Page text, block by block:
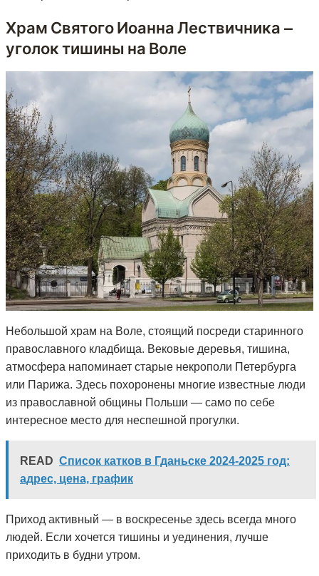
Храм Святого Иоанна Лествичника —
уголок тишины на Воле
Небольшой храм на Воле, стоящий посреди старинного
православного кладбища. Вековые деревья, тишина,
атмосфера напоминает старые некрополи Петербурга
или Парижа. Здесь похоронены многие известные люди
из православной общины Польши — само по себе
интересное место для неспешной прогулки.
READ Список катков в Гданьске 2024-2025 год:
адрес, цена, график
Приход активный — в воскресенье здесь всегда много
людей. Если хочется тишины и уединения, лучше
приходить в будни утром.